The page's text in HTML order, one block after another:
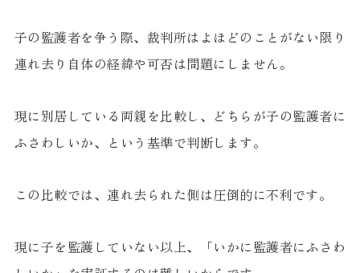
子の監護者を争う際、裁判所はよほどのことがない限り
連れ去り自体の経緯や可否は問題にしません。
現に別居している両親を比較し、どちらが子の監護者に
ふさわしいか、という基準で判断します。
この比較では、連れ去られた側は圧倒的に不利です。
現に子を監護していない以上、「いかに監護者にふさわ